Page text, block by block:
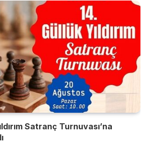
Satranç Turnuvası’na